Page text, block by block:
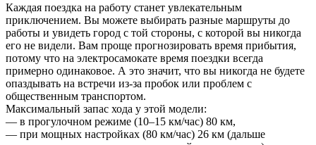
Каждая поездка на работу станет увлекательным
приключением. Вы можете выбирать разные маршруты до
работы и увидеть город с той стороны, с которой вы никогда
его не видели. Вам проще прогнозировать время прибытия,
потому что на электросамокате время поездки всегда
примерно одинаковое. А это значит, что вы никогда не будете
опаздывать на встречи из-за пробок или проблем с
общественным транспортом.
Максимальный запас хода у этой модели:
— в прогулочном режиме (10–15 км/час) 80 км,
— при мощных настройках (80 км/час) 26 км (дальше